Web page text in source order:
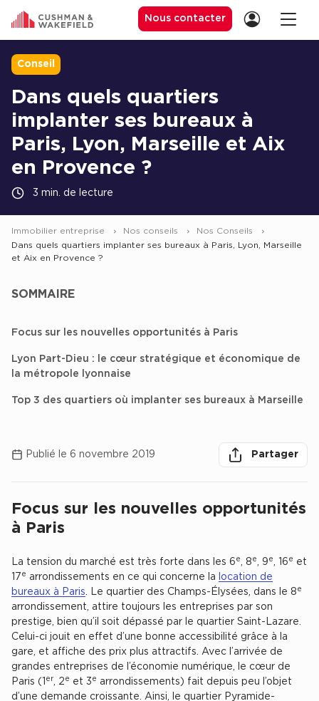
Location de Bureaux
Location de Bureaux à Paris
Achat de Bureaux
Achat de Bureaux à Paris
Achat de Bureaux à Rennes
Collections de Bureaux
Immeuble de bureaux avec services
Location d'Entrepôts / Activités
Location d'Entrepôts / Activités à Aix-en-Provence
Location d'Entrepôts / Activités à Saint-Priest
Location d'Entrepôts / Activités à Massy
Location d'Entrepôts / Activités à Rennes
Nous contacter
Conseil
Dans quels quartiers
implanter ses bureaux à
Paris, Lyon, Marseille et Aix
en Provence ?
3 min. de lecture
Immobilier entreprise Nos conseils
Nos Conseils
Dans quels quartiers implanter ses bureaux à Paris, Lyon, Marseille
et Aix en Provence ?
SOMMAIRE
Focus sur les nouvelles opportunités à Paris
Lyon Part-Dieu : le cœur stratégique et économique de
la métropole lyonnaise
Top 3 des quartiers où implanter ses bureaux à Marseille
Chercher
Publié le 6 novembre 2019
Partager
Partager sur
Partager
Partager
Focus sur les nouvelles opportunités
à Paris
La tension du marché est très forte dans les 6 e, 8 e, 9 e, 16 e et
17 e arrondissements en ce qui concerne la
location de
bureaux à Paris. Le quartier des Champs-Élysées, dans le 8 e
arrondissement, attire toujours les entreprises par son
prestige, bien qu’il soit dépassé par le quartier Saint-Lazare.
Celui-ci jouit en effet d’une bonne accessibilité grâce à la
gare, et affiche des prix plus attractifs. Avec l’arrivée de
grandes entreprises de l’économie numérique, le cœur de
Paris (1
er, 2 e et 3 e arrondissements) fait depuis peu l’objet
d’une demande croissante. Ainsi, le quartier Pyramide-